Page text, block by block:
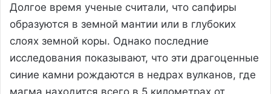
Долгое время ученые считали, что сапфиры
образуются в земной мантии или в глубоких
слоях земной коры. Однако последние
исследования показывают, что эти драгоценные
синие камни рождаются в недрах вулканов, где
магма находится всего в 5 километрах от